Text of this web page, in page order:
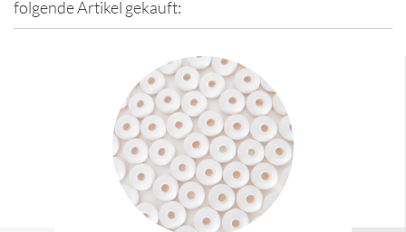
folgende Artikel gekauft: